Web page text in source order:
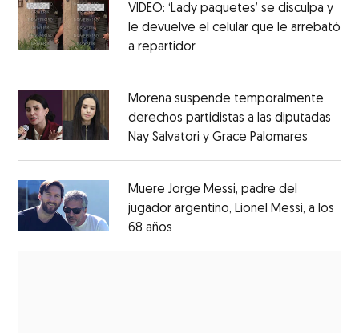
VIDEO: ‘Lady paquetes’ se disculpa y
le devuelve el celular que le arrebató
a repartidorOpens in new window
Morena suspende temporalmente
derechos partidistas a las diputadas
Nay Salvatori y Grace Palomares
Muere Jorge Messi, padre del
jugador argentino, Lionel Messi, a los
68 años